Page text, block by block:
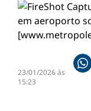
23/01/2026 às
15:23